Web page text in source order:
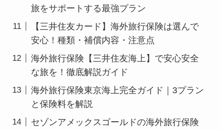
旅をサポートする最強プラン
【三井住友カード】海外旅行保険は選んで
安心！種類・補償内容・注意点
海外旅行保険【三井住友海上】で安心安全
な旅を！徹底解説ガイド
海外旅行保険東京海上完全ガイド｜3プラン
と保険料を解説
セゾンアメックスゴールドの海外旅行保険